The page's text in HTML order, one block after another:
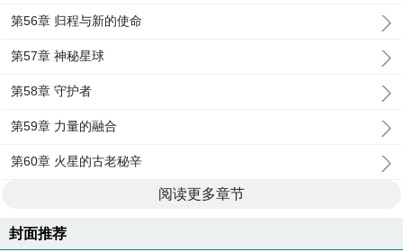
第56章 归程与新的使命
第57章 神秘星球
第58章 守护者
第59章 力量的融合
第60章 火星的古老秘辛
阅读更多章节
封面推荐